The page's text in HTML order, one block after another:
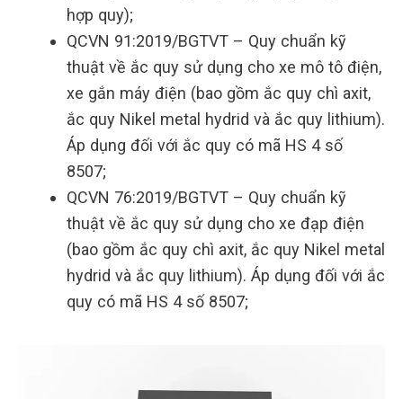
hợp quy);
QCVN 91:2019/BGTVT – Quy chuẩn kỹ
thuật về ắc quy sử dụng cho xe mô tô điện,
xe gắn máy điện (bao gồm ắc quy chì axit,
ắc quy Nikel metal hydrid và ắc quy lithium).
Áp dụng đối với ắc quy có mã HS 4 số
8507;
QCVN 76:2019/BGTVT – Quy chuẩn kỹ
thuật về ắc quy sử dụng cho xe đạp điện
(bao gồm ắc quy chì axit, ắc quy Nikel metal
hydrid và ắc quy lithium). Áp dụng đối với ắc
quy có mã HS 4 số 8507;